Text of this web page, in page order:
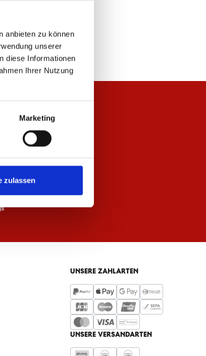
anbieten zu können
unserer
diese Informationen
Ihrer Nutzung
Marketing
zulassen
UNSERE ZAHLARTEN
UNSERE VERSANDARTEN